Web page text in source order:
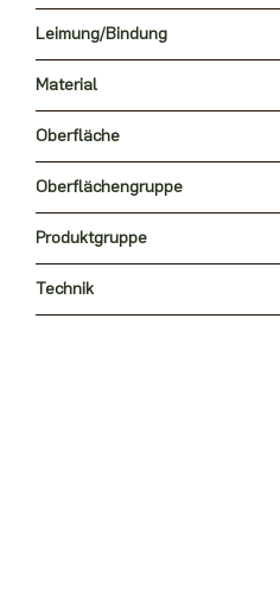
Leimung/Bindung
Material
Oberfläche
Oberflächengruppe
Produktgruppe
Technik